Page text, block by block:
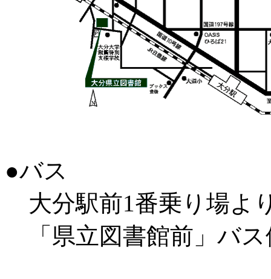
●バス
大分駅前1番乗り場よ
「県立図書館前」バス